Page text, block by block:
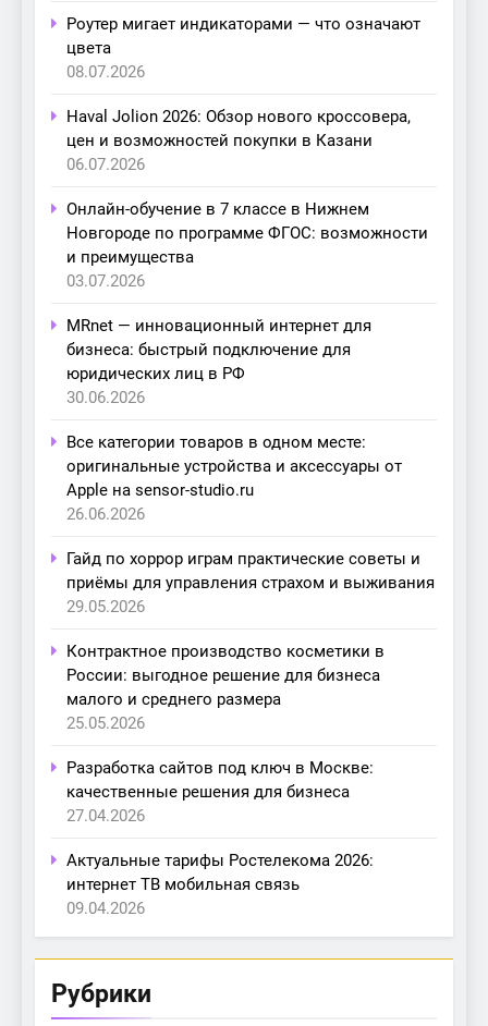
Роутер мигает индикаторами — что означают
цвета
08.07.2026
Haval Jolion 2026: Обзор нового кроссовера,
цен и возможностей покупки в Казани
06.07.2026
Онлайн-обучение в 7 классе в Нижнем
Новгороде по программе ФГОС: возможности
и преимущества
03.07.2026
MRnet — инновационный интернет для
бизнеса: быстрый подключение для
юридических лиц в РФ
30.06.2026
Все категории товаров в одном месте:
оригинальные устройства и аксессуары от
Apple на sensor-studio.ru
26.06.2026
Гайд по хоррор играм практические советы и
приёмы для управления страхом и выживания
29.05.2026
Контрактное производство косметики в
России: выгодное решение для бизнеса
малого и среднего размера
25.05.2026
Разработка сайтов под ключ в Москве:
качественные решения для бизнеса
27.04.2026
Актуальные тарифы Ростелекома 2026:
интернет ТВ мобильная связь
09.04.2026
Рубрики